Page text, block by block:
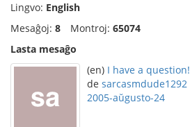
Lingvo: English
Mesaĝoj: 8 Montroj: 65074
Lasta mesaĝo
(en) I have a question!
de sarcasmdude1292
2005-aŭgusto-24